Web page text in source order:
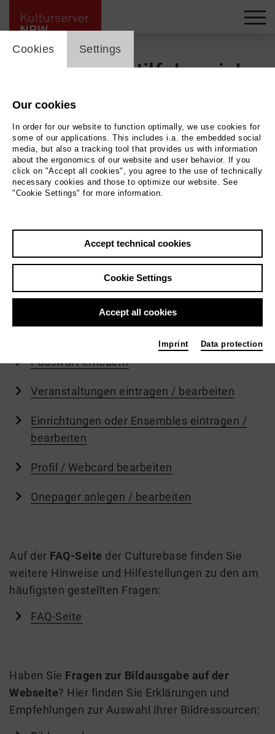
Support / Hilfebereich
Für alle Seiten und Partnerprojekte stellt
Kulturserver mit demCultureBase Info Hubeine
zentrale Seite für Hilfe und Information zu
Verfügung.
Veranstaltungen eingetragen oder wie kann man
Veranstaltungsorten bearbeiten? Diese und
vieles mehr finden Sie dort in gebündeter Form.
Direkte Zugänge zu den wichtigen
Passwort erneuern
Veranstaltungen eintragen / bearbeiten
Einrichtungen oder Ensembles eintragen /
bearbeiten
Profil / Webcard bearbeiten
Onepager anlegen / bearbeiten
Auf der FAQ-Seite der Culturebase finden Sie
weitere Hinweise und Hilfestellungen zu den am
häufigsten gestellten Fragen:
FAQ-Seite
Haben Sie Fragen zur Bildausgabe auf der
Webseite? Hier finden Sie Erklärungen und
Empfehlungen zur Auswahl Ihrer Bildressourcen:
cookie_layer
Cookies Settings
Our cookies
In order for our website to function optimally, we use cookies for
some of our applications. This includes i.a. the embedded social
media, but also a tracking tool that provides us with information
about the ergonomics of our website and user behavior. If you
click on "Accept all cookies", you agree to the use of technically
necessary cookies and those to optimize our website. See
"Cookie Settings" for more information.
Accept technical cookies
Cookie Settings
Accept all cookies
Imprint Data protection